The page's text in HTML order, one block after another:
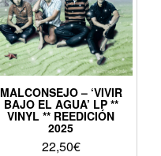
MALCONSEJO – ‘VIVIR
BAJO EL AGUA’ LP **
VINYL ** REEDICIÓN
2025
22,50€